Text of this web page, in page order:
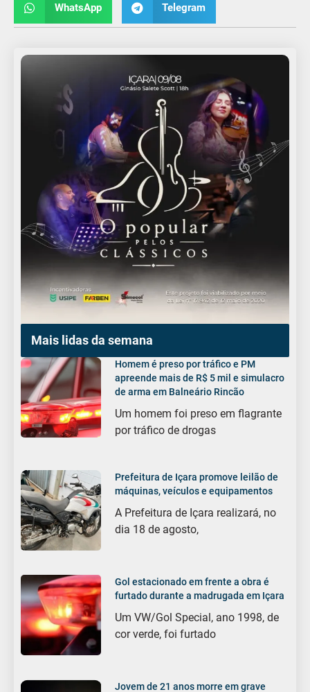
WhatsApp Telegram
Mais lidas da semana
Homem é preso por tráfico e PM
apreende mais de R$ 5 mil e simulacro
de arma em Balneário Rincão
Um homem foi preso em flagrante
por tráfico de drogas
Prefeitura de Içara promove leilão de
máquinas, veículos e equipamentos
A Prefeitura de Içara realizará, no
dia 18 de agosto,
Gol estacionado em frente a obra é
furtado durante a madrugada em Içara
Um VW/Gol Special, ano 1998, de
cor verde, foi furtado
Jovem de 21 anos morre em grave